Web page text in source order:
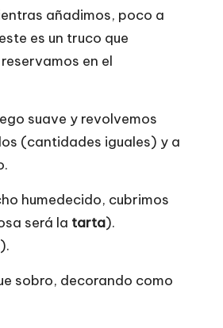
añadimos, poco a
es un truco que
en el
suave y revolvemos
(cantidades iguales) y a
humedecido, cubrimos
será la tarta).
sobro, decorando como